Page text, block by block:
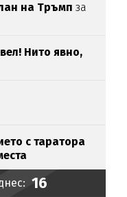
на Тръмп за
Нито явно,
с таратора
16